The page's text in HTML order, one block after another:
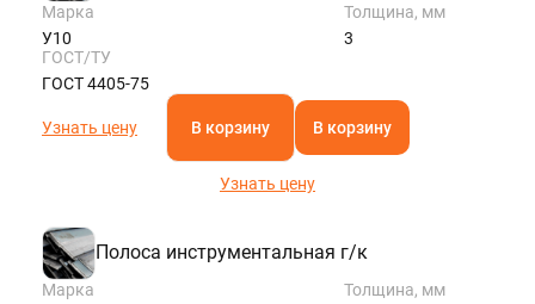
Марка
У10
Толщина, мм
3
ГОСТ/ТУ
ГОСТ 4405-75
Узнать цену В корзину В корзину
Узнать цену
Полоса инструментальная г/к
Марка
Толщина, мм